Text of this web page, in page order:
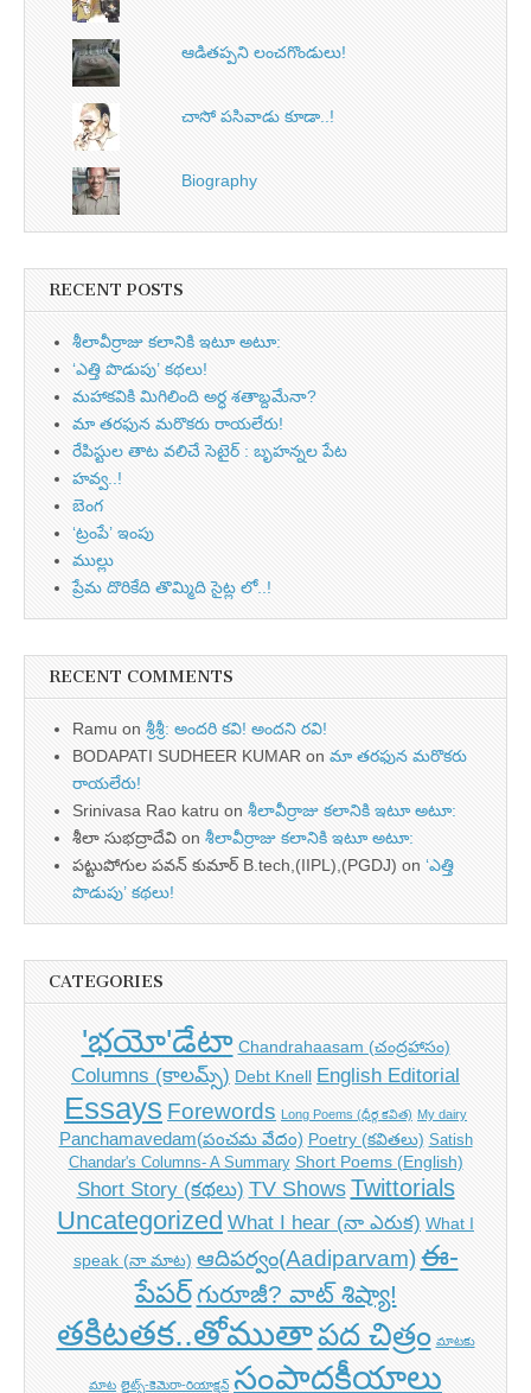
ఆడితప్పని లంచగొండులు!
చాసో పసివాడు కూడా..!
Biography
RECENT POSTS
శీలావీర్రాజు కలానికి ఇటూ అటూ:
‘ఎత్తి పొడుపు’ కథలు!
మహాకవికి మిగిలింది అర్ధ శతాబ్దమేనా?
మా తరఫున మరొకరు రాయలేరు!
రేపిస్టుల తాట వలిచే సెటైర్ : బృహన్నల పేట
హవ్వ..!
బెంగ
‘ట్రంపే’ ఇంపు
ముల్లు
ప్రేమ దొరికేది తొమ్మిది సైట్ల లో..!
RECENT COMMENTS
Ramu on శ్రీశ్రీ: అందరి కవి! అందని రవి!
BODAPATI SUDHEER KUMAR on మా తరఫున మరొకరు
రాయలేరు!
Srinivasa Rao katru on శీలావీర్రాజు కలానికి ఇటూ అటూ:
శీలా సుభద్రాదేవి on శీలావీర్రాజు కలానికి ఇటూ అటూ:
పట్టుపోగుల పవన్ కుమార్ B.tech,(IIPL),(PGDJ) on ‘ఎత్తి
పొడుపు’ కథలు!
CATEGORIES
'భయో'డేటా Chandrahaasam (చంద్రహాసం)
Columns (కాలమ్స్) Debt Knell English Editorial
Essays Forewords Long Poems (ధీర్గ కవిత) My dairy
Panchamavedam(పంచమ వేదం) Poetry (కవితలు) Satish
Chandar's Columns- A Summary Short Poems (English)
Short Story (కథలు) TV Shows Twittorials
Uncategorized What I hear (నా ఎరుక) What I
speak (నా మాట) ఆదిపర్వం(Aadiparvam) ఈ-
పేపర్గురూజీ? వాట్ శిష్యా!
తకిటతక..తోముతాపద చిత్రం మాటకు
మాట లైట్స్-కెమెరా-రియాక్షన్ సంపాదకీయాలు